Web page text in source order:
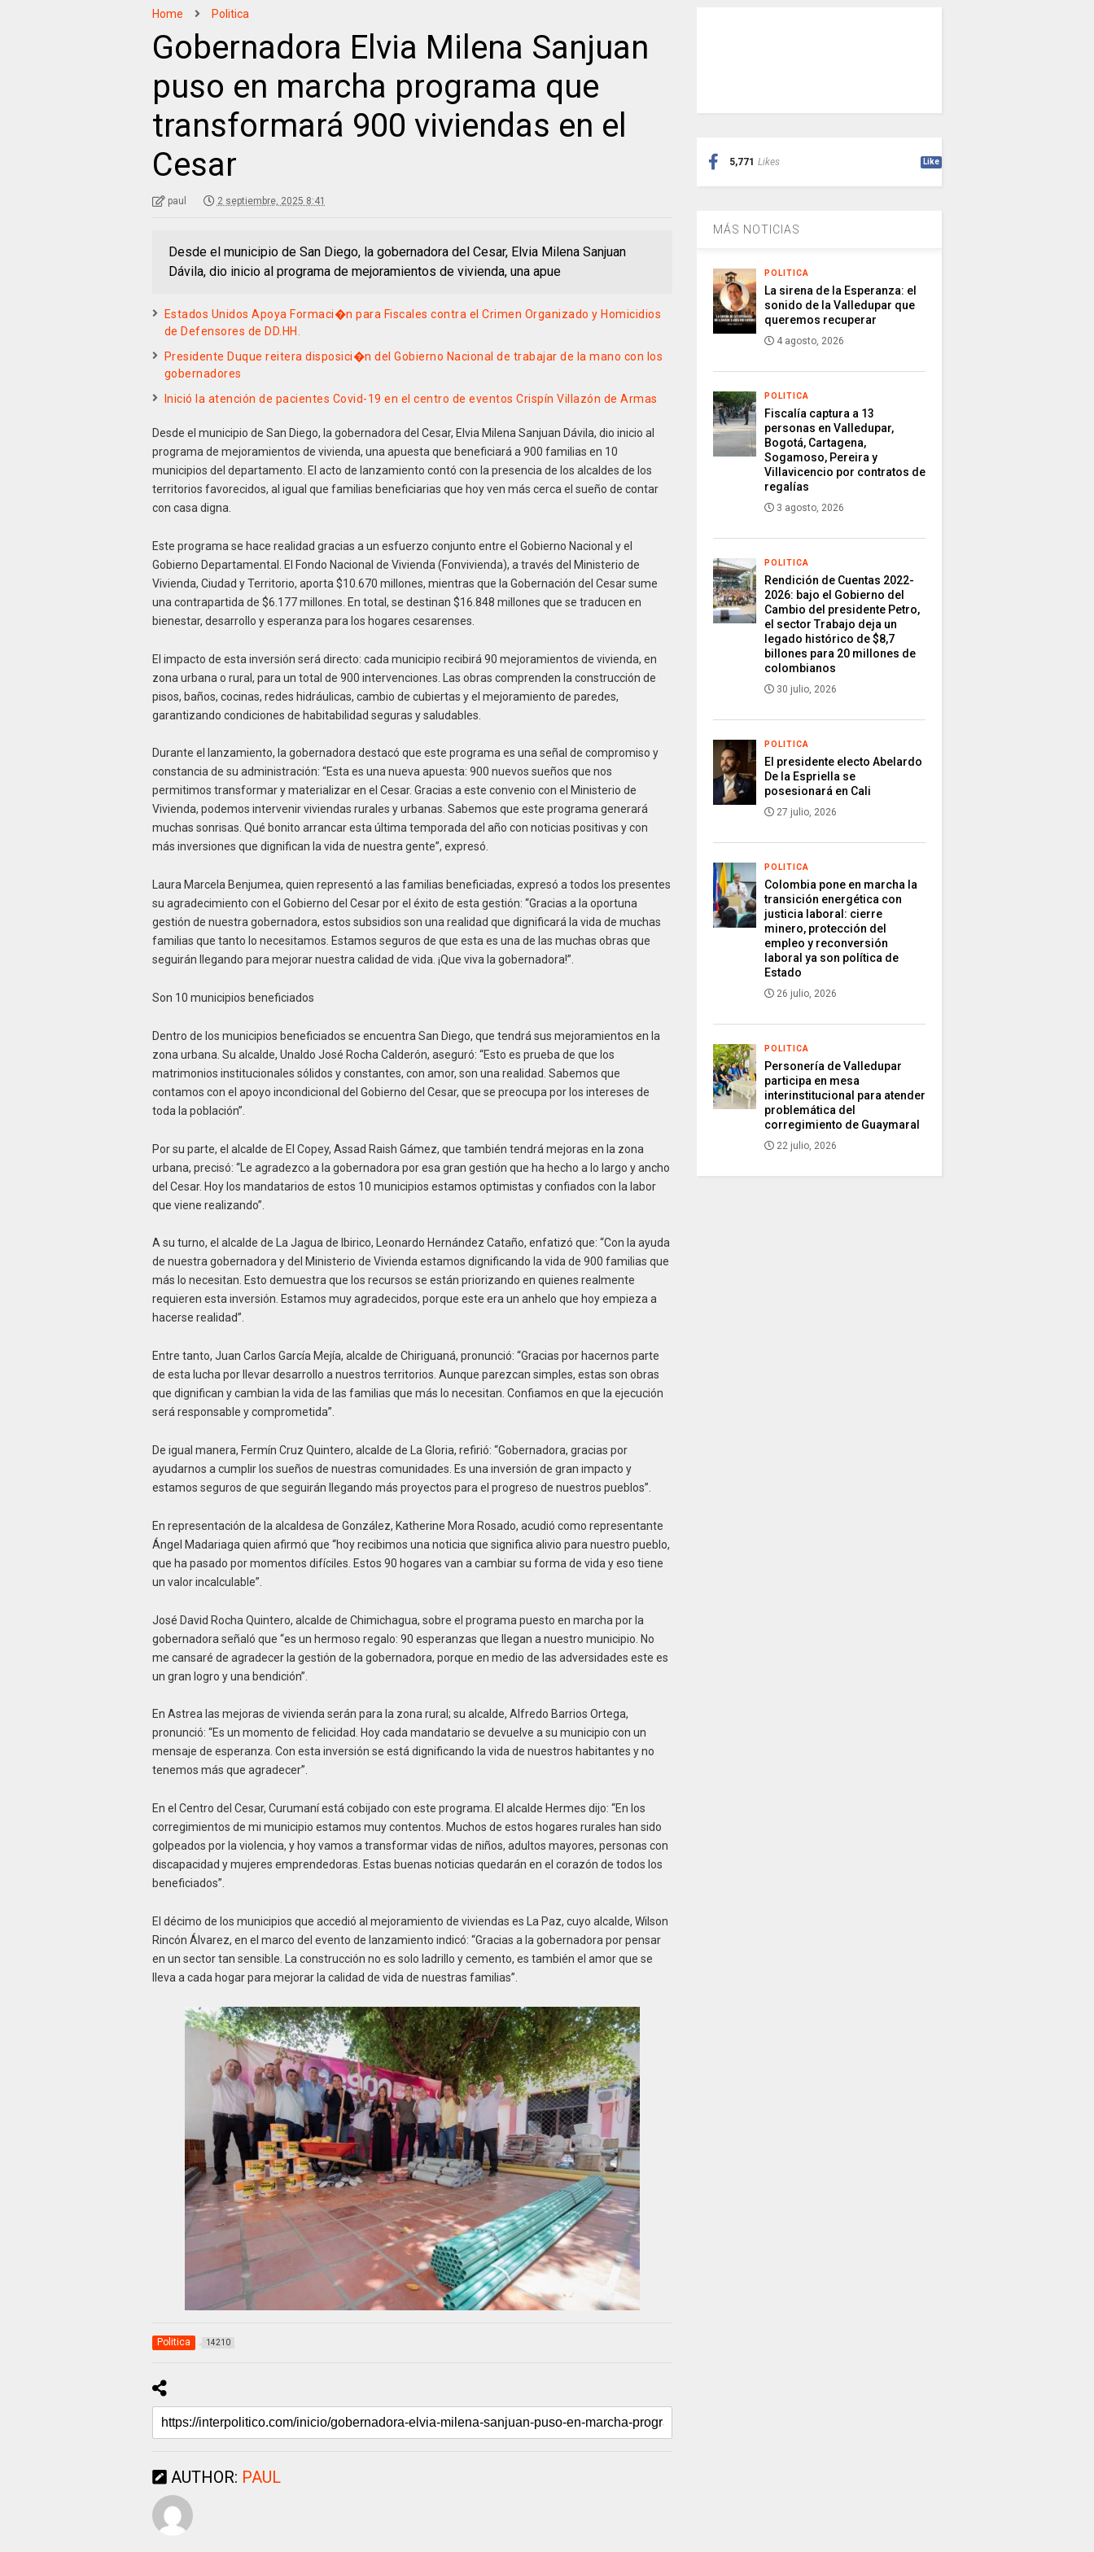
Home Politica
Gobernadora Elvia Milena Sanjuan
puso en marcha programa que
transformará 900 viviendas en el
Cesar
paul 2 septiembre, 2025 8:41
Desde el municipio de San Diego, la gobernadora del Cesar, Elvia Milena Sanjuan
Dávila, dio inicio al programa de mejoramientos de vivienda, una apue
Estados Unidos Apoya Formaci�n para Fiscales contra el Crimen Organizado y Homicidios
de Defensores de DD.HH.
Presidente Duque reitera disposici�n del Gobierno Nacional de trabajar de la mano con los
gobernadores
Inició la atención de pacientes Covid-19 en el centro de eventos Crispín Villazón de Armas
Desde el municipio de San Diego, la gobernadora del Cesar, Elvia Milena Sanjuan Dávila, dio inicio al
programa de mejoramientos de vivienda, una apuesta que beneficiará a 900 familias en 10
municipios del departamento. El acto de lanzamiento contó con la presencia de los alcaldes de los
territorios favorecidos, al igual que familias beneficiarias que hoy ven más cerca el sueño de contar
con casa digna.
Este programa se hace realidad gracias a un esfuerzo conjunto entre el Gobierno Nacional y el
Gobierno Departamental. El Fondo Nacional de Vivienda (Fonvivienda), a través del Ministerio de
Vivienda, Ciudad y Territorio, aporta $10.670 millones, mientras que la Gobernación del Cesar sume
una contrapartida de $6.177 millones. En total, se destinan $16.848 millones que se traducen en
bienestar, desarrollo y esperanza para los hogares cesarenses.
El impacto de esta inversión será directo: cada municipio recibirá 90 mejoramientos de vivienda, en
zona urbana o rural, para un total de 900 intervenciones. Las obras comprenden la construcción de
pisos, baños, cocinas, redes hidráulicas, cambio de cubiertas y el mejoramiento de paredes,
garantizando condiciones de habitabilidad seguras y saludables.
Durante el lanzamiento, la gobernadora destacó que este programa es una señal de compromiso y
constancia de su administración: “Esta es una nueva apuesta: 900 nuevos sueños que nos
permitimos transformar y materializar en el Cesar. Gracias a este convenio con el Ministerio de
Vivienda, podemos intervenir viviendas rurales y urbanas. Sabemos que este programa generará
muchas sonrisas. Qué bonito arrancar esta última temporada del año con noticias positivas y con
más inversiones que dignifican la vida de nuestra gente”, expresó.
Laura Marcela Benjumea, quien representó a las familias beneficiadas, expresó a todos los presentes
su agradecimiento con el Gobierno del Cesar por el éxito de esta gestión: “Gracias a la oportuna
gestión de nuestra gobernadora, estos subsidios son una realidad que dignificará la vida de muchas
familias que tanto lo necesitamos. Estamos seguros de que esta es una de las muchas obras que
seguirán llegando para mejorar nuestra calidad de vida. ¡Que viva la gobernadora!”.
Son 10 municipios beneficiados
Dentro de los municipios beneficiados se encuentra San Diego, que tendrá sus mejoramientos en la
zona urbana. Su alcalde, Unaldo José Rocha Calderón, aseguró: “Esto es prueba de que los
matrimonios institucionales sólidos y constantes, con amor, son una realidad. Sabemos que
contamos con el apoyo incondicional del Gobierno del Cesar, que se preocupa por los intereses de
toda la población”.
Por su parte, el alcalde de El Copey, Assad Raish Gámez, que también tendrá mejoras en la zona
urbana, precisó: “Le agradezco a la gobernadora por esa gran gestión que ha hecho a lo largo y ancho
del Cesar. Hoy los mandatarios de estos 10 municipios estamos optimistas y confiados con la labor
que viene realizando”.
A su turno, el alcalde de La Jagua de Ibirico, Leonardo Hernández Cataño, enfatizó que: “Con la ayuda
de nuestra gobernadora y del Ministerio de Vivienda estamos dignificando la vida de 900 familias que
más lo necesitan. Esto demuestra que los recursos se están priorizando en quienes realmente
requieren esta inversión. Estamos muy agradecidos, porque este era un anhelo que hoy empieza a
hacerse realidad”.
Entre tanto, Juan Carlos García Mejía, alcalde de Chiriguaná, pronunció: “Gracias por hacernos parte
de esta lucha por llevar desarrollo a nuestros territorios. Aunque parezcan simples, estas son obras
que dignifican y cambian la vida de las familias que más lo necesitan. Confiamos en que la ejecución
será responsable y comprometida”.
De igual manera, Fermín Cruz Quintero, alcalde de La Gloria, refirió: “Gobernadora, gracias por
ayudarnos a cumplir los sueños de nuestras comunidades. Es una inversión de gran impacto y
estamos seguros de que seguirán llegando más proyectos para el progreso de nuestros pueblos”.
En representación de la alcaldesa de González, Katherine Mora Rosado, acudió como representante
Ángel Madariaga quien afirmó que “hoy recibimos una noticia que significa alivio para nuestro pueblo,
que ha pasado por momentos difíciles. Estos 90 hogares van a cambiar su forma de vida y eso tiene
un valor incalculable”.
José David Rocha Quintero, alcalde de Chimichagua, sobre el programa puesto en marcha por la
gobernadora señaló que “es un hermoso regalo: 90 esperanzas que llegan a nuestro municipio. No
me cansaré de agradecer la gestión de la gobernadora, porque en medio de las adversidades este es
un gran logro y una bendición”.
En Astrea las mejoras de vivienda serán para la zona rural; su alcalde, Alfredo Barrios Ortega,
pronunció: “Es un momento de felicidad. Hoy cada mandatario se devuelve a su municipio con un
mensaje de esperanza. Con esta inversión se está dignificando la vida de nuestros habitantes y no
tenemos más que agradecer”.
En el Centro del Cesar, Curumaní está cobijado con este programa. El alcalde Hermes dijo: “En los
corregimientos de mi municipio estamos muy contentos. Muchos de estos hogares rurales han sido
golpeados por la violencia, y hoy vamos a transformar vidas de niños, adultos mayores, personas con
discapacidad y mujeres emprendedoras. Estas buenas noticias quedarán en el corazón de todos los
beneficiados”.
El décimo de los municipios que accedió al mejoramiento de viviendas es La Paz, cuyo alcalde, Wilson
Rincón Álvarez, en el marco del evento de lanzamiento indicó: “Gracias a la gobernadora por pensar
en un sector tan sensible. La construcción no es solo ladrillo y cemento, es también el amor que se
lleva a cada hogar para mejorar la calidad de vida de nuestras familias”.
Politica 14210
AUTHOR: PAUL
5,771 Likes Like
MÁS NOTICIAS
POLITICA
La sirena de la Esperanza: el
sonido de la Valledupar que
queremos recuperar
4 agosto, 2026
POLITICA
Fiscalía captura a 13
personas en Valledupar,
Bogotá, Cartagena,
Sogamoso, Pereira y
Villavicencio por contratos de
regalías
3 agosto, 2026
POLITICA
Rendición de Cuentas 2022-
2026: bajo el Gobierno del
Cambio del presidente Petro,
el sector Trabajo deja un
legado histórico de $8,7
billones para 20 millones de
colombianos
30 julio, 2026
POLITICA
El presidente electo Abelardo
De la Espriella se
posesionará en Cali
27 julio, 2026
POLITICA
Colombia pone en marcha la
transición energética con
justicia laboral: cierre
minero, protección del
empleo y reconversión
laboral ya son política de
Estado
26 julio, 2026
POLITICA
Personería de Valledupar
participa en mesa
interinstitucional para atender
problemática del
corregimiento de Guaymaral
22 julio, 2026